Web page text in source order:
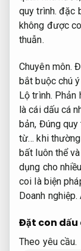
quy trình. đặc
không được
thuẫn.
Chuyên môn.
bắt buộc chú
Lộ trình. Phản
là cái dấu cá
bản, Đúng quy
từ… khi
bất luôn thể
dụng cho
coi là biện
Doanh nghiệp.
Đặt con dấu
Theo yêu cầu.